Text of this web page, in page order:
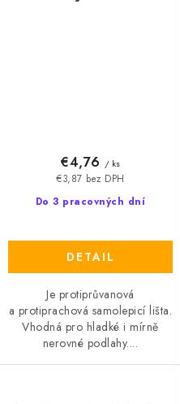
Do 3 pracovných dní
€3,87 bez DPH
€4,76 / ks
DETAIL
Je protiprůvanová
a protiprachová samolepicí lišta.
Vhodná pro hladké i mírně
nerovné podlahy....